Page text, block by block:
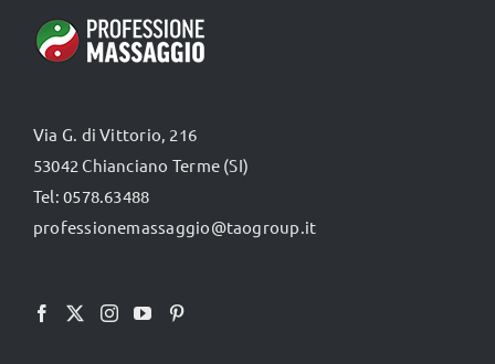
Via G. di Vittorio, 216
53042 Chianciano Terme (SI)
Tel: 0578.63488
professionemassaggio@taogroup.it